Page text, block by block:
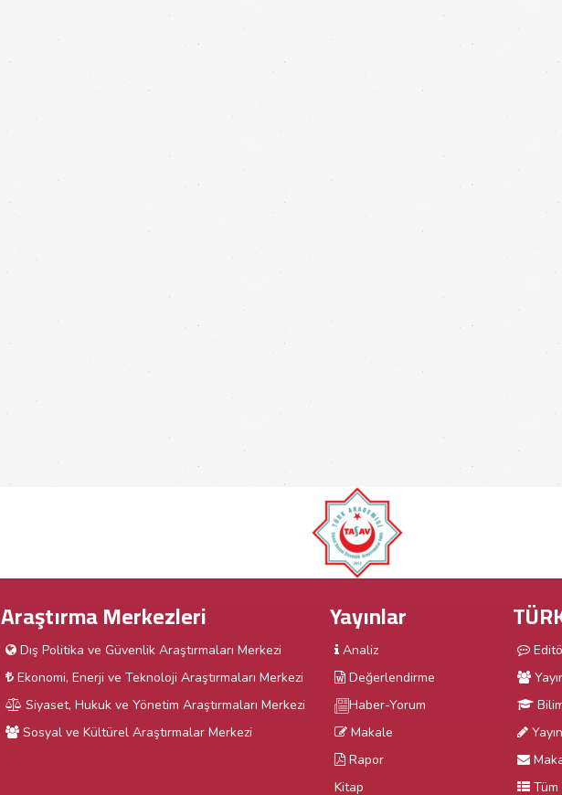
Araştırma Merkezleri
Dış Politika ve Güvenlik Araştırmaları Merkezi
Ekonomi, Enerji ve Teknoloji Araştırmaları Merkezi
Siyaset, Hukuk ve Yönetim Araştırmaları Merkezi
Sosyal ve Kültürel Araştırmalar Merkezi
Yayınlar
Analiz
Değerlendirme
Haber-Yorum
Makale
Rapor
Kitap
Tüm